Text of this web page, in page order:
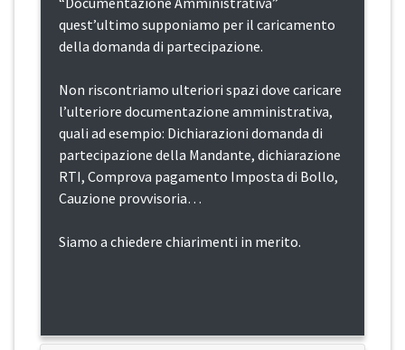
quest’ultimo supponiamo per il caricamento
della domanda di partecipazione.
Non riscontriamo ulteriori spazi dove caricare
l’ulteriore documentazione amministrativa,
quali ad esempio: Dichiarazioni domanda di
partecipazione della Mandante, dichiarazione
RTI, Comprova pagamento Imposta di Bollo,
Cauzione provvisoria…
Siamo a chiedere chiarimenti in merito.